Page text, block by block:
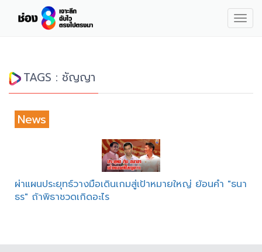
TAGS : ชัญญา
News
ผ่าแผนประยุทธ์วางมือเดินเกมสู่เป้าหมายใหญ่ ย้อนคำ "ธนา
ธร" ถ้าพิธาชวดเกิดอะไร